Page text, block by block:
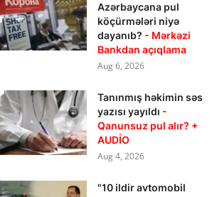
Azərbaycana pul
köçürmələri niyə
dayanıb? - Mərkəzi
Bankdan açıqlama
Aug 6, 2026
Tanınmış həkimin səs
yazısı yayıldı -
Qanunsuz pul alır? +
AUDİO
Aug 4, 2026
"10 ildir avtomobil